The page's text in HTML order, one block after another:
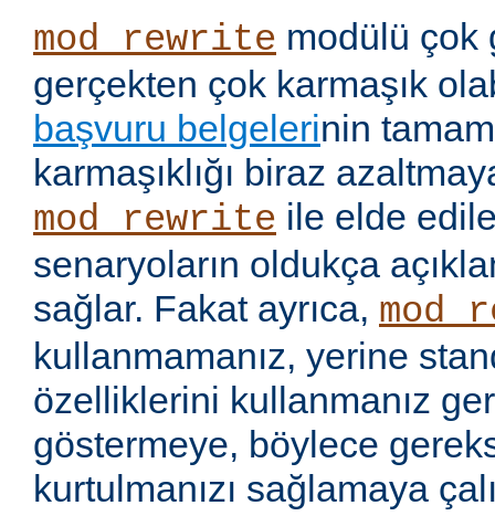
mod_rewrite modülü çok
gerçekten çok karmaşık
başvuru belgelerinin
karmaşıklığı biraz
mod_rewrite ile elde
senaryoların oldukça
sağlar. Fakat ayrıca,
kullanmamanız, yerine
özelliklerini kullanmanız
göstermeye, böylece
kurtulmanızı sağlamaya